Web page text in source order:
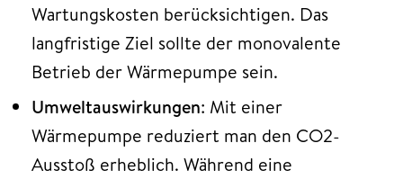
Wartungskosten berücksichtigen. Das
langfristige Ziel sollte der monovalente
Betrieb der Wärmepumpe sein.
Umweltauswirkungen: Mit einer
Wärmepumpe reduziert man den CO2-
Ausstoß erheblich. Während eine